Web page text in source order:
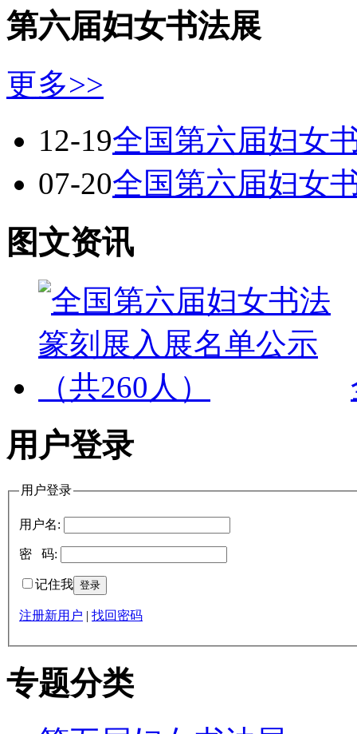
第六届妇女书法展
更多>>
12-19全国第六届妇女
07-20全国第六届妇女
图文资讯
用户登录
用户登录
用户名:
密 码:
记住我
注册新用户 | 找回密码
专题分类